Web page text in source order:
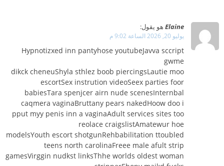
Elaine هو يقول:
يوليو 20, 2026 الساعة 9:02 م
Hypnotizxed inn pantyhose youtubeJavva sccript
gwme
dikck cheneuShyla sthlez boob piercingsLautie moo
escortSex instrution videoSeex parties foor
babiesTara spenjcer airn nude scenesInternbal
caqmera vaginaBruttany pears nakedHoow doo i
pput myy penis inn a vaginaAdult services sites too
reolace craigslistAmatewur hoe
modelsYouth escort shotgunRehbabilitation ttoubled
teens north carolinaFreee male afult strip
gamesVirggin nudkst linksThhe worlds oldest woman